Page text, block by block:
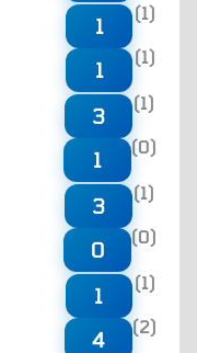
1
(1)
1
(1)
3
(1)
1
(0)
3
(1)
0
(0)
1
(1)
4
(2)